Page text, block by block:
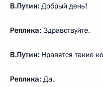
В.Путин: Добрый день!
Реплика: Здравствуйте.
В.Путин: Нравятся такие
Реплика: Да.